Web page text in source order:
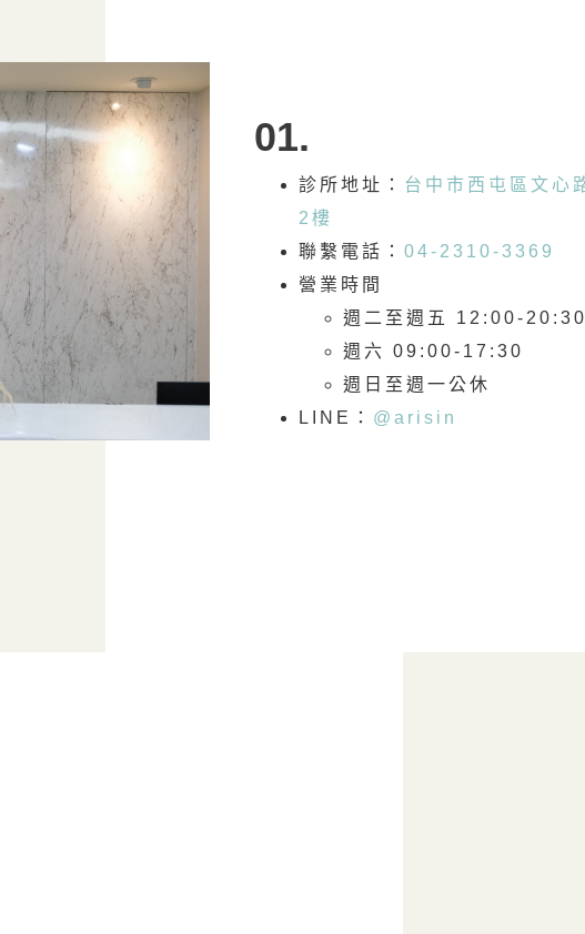
01.
診所地址： 台中市西屯區文心
2樓
聯繫電話： 04-2310-3369
營業時間
週二至週五 12:00-20:30
週六 09:00-17:30
週日至週一公休
LINE： @arisin